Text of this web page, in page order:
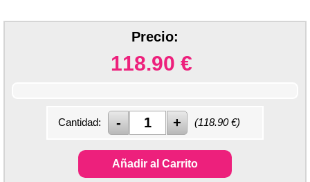
Precio:
118.90 €
Cantidad: (118.90€)
Añadir al Carrito